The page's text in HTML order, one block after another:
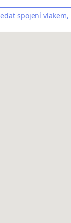
spojení vlakem,